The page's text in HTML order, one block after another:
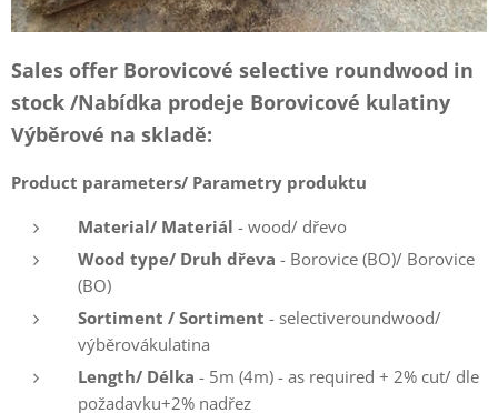
Sales offer Borovicové selective roundwood in
stock /Nabídka prodeje Borovicové kulatiny
Výběrové na skladě:
Product parameters/ Parametry produktu
Material/ Materiál - wood/ dřevo
Wood type/ Druh dřeva - Borovice (BO)/ Borovice
(BO)
Sortiment / Sortiment - selectiveroundwood/
výběrovákulatina
Length/ Délka - 5m (4m) - as required + 2% cut/ dle
požadavku+2% nadřez